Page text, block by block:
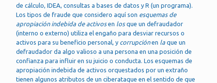
de cálculo, IDEA, consultas a bases de datos y R (un programa).
Los tipos de fraude que considero aquí son esquemas de
apropiación indebida de activosen losque un defraudador
(interno o externo) utiliza el engaño para desviar recursos o
activos para su beneficio personal, y corrupciónen la que un
defraudador da algo valioso a una persona en una posición de
confianza para influir en su juicio o conducta. Los esquemas de
apropiación indebida de activos orquestados por un extraño
tienen algunos atributos de un ciberataque en el sentido de que